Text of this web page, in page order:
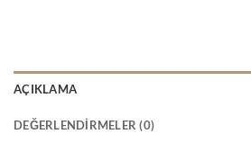
AÇIKLAMA
DEĞERLENDIRMELER (0)